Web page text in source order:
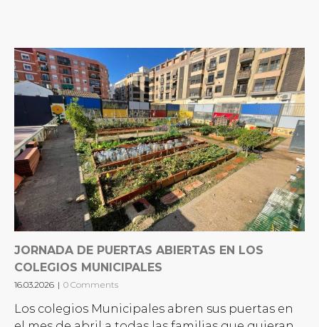
JORNADA DE PUERTAS ABIERTAS EN LOS
COLEGIOS MUNICIPALES
16.03.2026 | 0 Comments
Los colegios Municipales abren sus puertas en